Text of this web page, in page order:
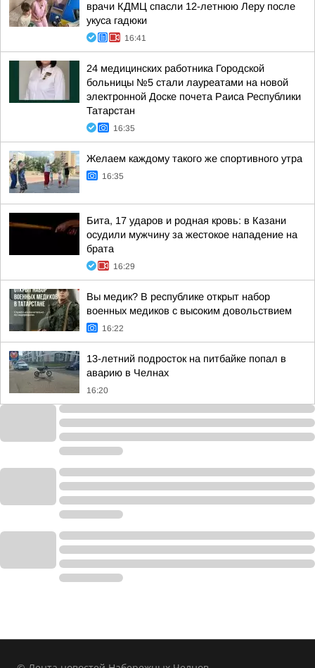
врачи КДМЦ спасли 12-летнюю Леру после
укуса гадюки
16:41
24 медицинских работника Городской
больницы №5 стали лауреатами на новой
электронной Доске почета Раиса Республики
Татарстан
16:35
Желаем каждому такого же спортивного утра
16:35
Бита, 17 ударов и родная кровь: в Казани
осудили мужчину за жестокое нападение на
брата
16:29
Вы медик? В республике открыт набор
военных медиков с высоким довольствием
16:22
13-летний подросток на питбайке попал в
аварию в Челнах
16:20